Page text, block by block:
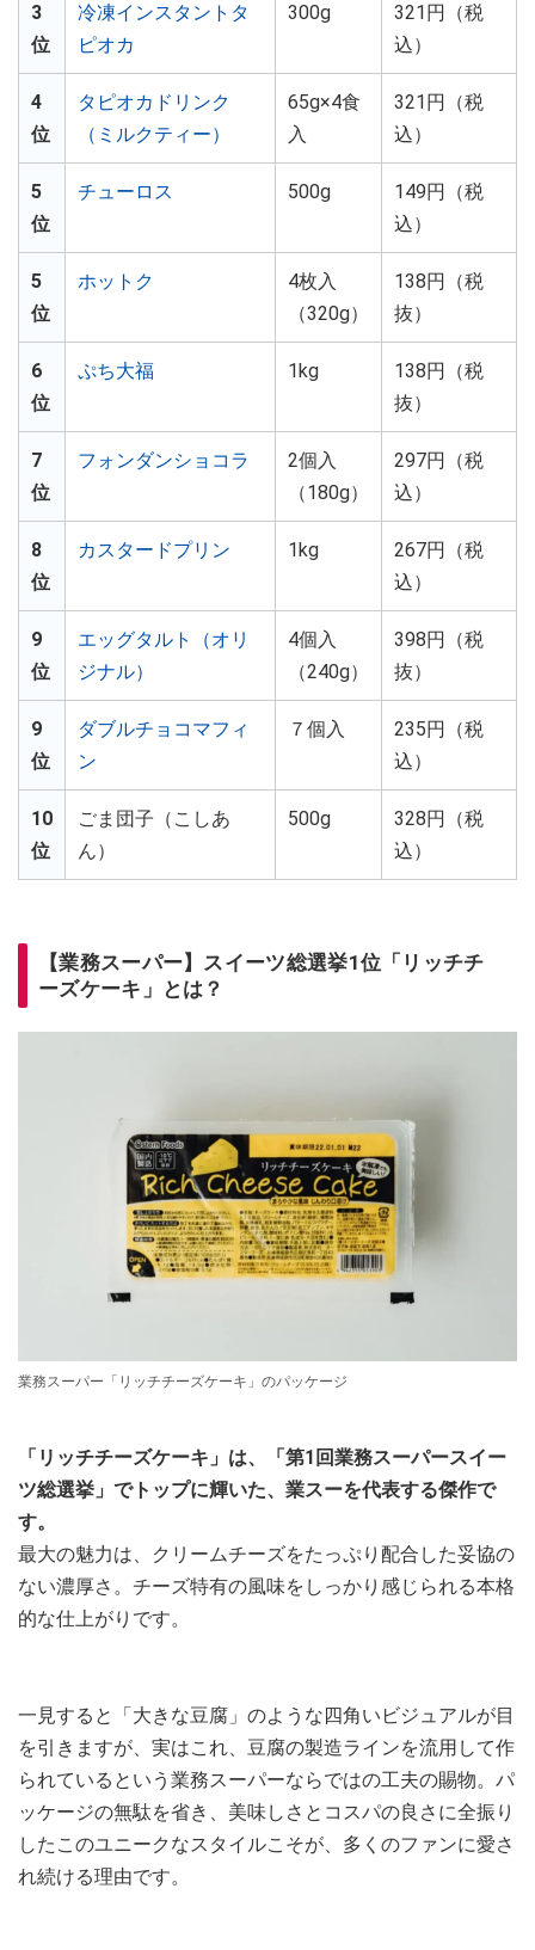
3
位
冷凍インスタントタ
ピオカ
300g
321円（税
込）
4
位
タピオカドリンク
（ミルクティー）
65g×4食
入
321円（税
込）
5
位
チューロス 500g
149円（税
込）
5
位
ホットク
4枚入
（320g）
138円（税
抜）
6
位
ぷち大福 1kg
138円（税
抜）
7
位
フォンダンショコラ
2個入
（180g）
297円（税
込）
8
位
カスタードプリン 1kg
267円（税
込）
9
位
エッグタルト（オリ
ジナル）
4個入
（240g）
398円（税
抜）
9
位
ダブルチョコマフィ
ン
７個入
235円（税
込）
10
位
ごま団子（こしあ
ん）
500g
328円（税
込）
【業務スーパー】スイーツ総選挙1位「リッチチ
ーズケーキ」とは？
業務スーパー「リッチチーズケーキ」のパッケージ
「リッチチーズケーキ」は、「第1回業務スーパースイー
ツ総選挙」でトップに輝いた、業スーを代表する傑作で
す。
最大の魅力は、クリームチーズをたっぷり配合した妥協の
ない濃厚さ。チーズ特有の風味をしっかり感じられる本格
的な仕上がりです。
一見すると「大きな豆腐」のような四角いビジュアルが目
を引きますが、実はこれ、豆腐の製造ラインを流用して作
られているという業務スーパーならではの工夫の賜物。パ
ッケージの無駄を省き、美味しさとコスパの良さに全振り
したこのユニークなスタイルこそが、多くのファンに愛さ
れ続ける理由です。